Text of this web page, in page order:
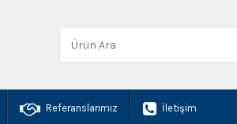
Referanslarımız İletişim